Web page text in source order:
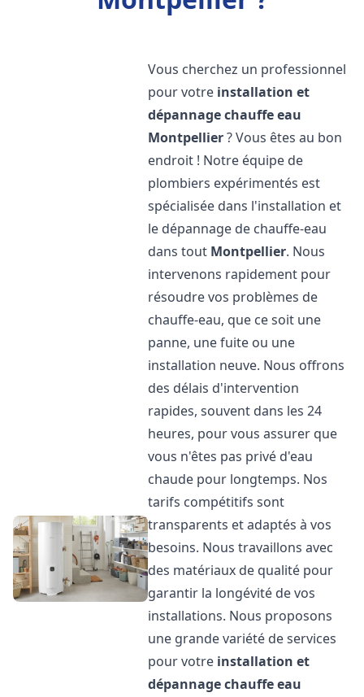
Vous cherchez un professionnel
pour votre installation et
dépannage chauffe eau
Montpellier? Vous êtes au bon
endroit ! Notre équipe de
plombiers expérimentés est
spécialisée dans l'installation et
le dépannage de chauffe-eau
dans tout Montpellier. Nous
intervenons rapidement pour
résoudre vos problèmes de
chauffe-eau, que ce soit une
panne, une fuite ou une
installation neuve. Nous offrons
des délais d'intervention
rapides, souvent dans les 24
heures, pour vous assurer que
vous n'êtes pas privé d'eau
chaude pour longtemps. Nos
tarifs compétitifs sont
transparents et adaptés à vos
besoins. Nous travaillons avec
des matériaux de qualité pour
garantir la longévité de vos
installations. Nous proposons
une grande variété de services
pour votre installation et
dépannage chauffe eau